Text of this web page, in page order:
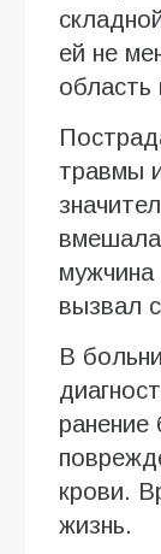
ей не
область
травмы
мужчина
вызвал
В
крови.
жизнь.